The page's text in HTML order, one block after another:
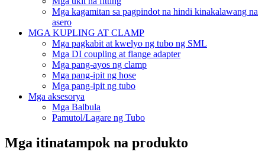
Mga kagamitan sa pagpindot na hindi kinakalawang na
asero
MGA KUPLING AT CLAMP
Mga pagkabit at kwelyo ng tubo ng SML
Mga DI coupling at flange adapter
Mga pang-ayos ng clamp
Mga pang-ipit ng hose
Mga pang-ipit ng tubo
Mga aksesorya
Mga Balbula
Pamutol/Lagare ng Tubo
Mga itinatampok na produkto